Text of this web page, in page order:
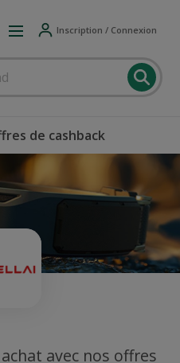
Inscription / Connexion
de cashback
avec nos offres